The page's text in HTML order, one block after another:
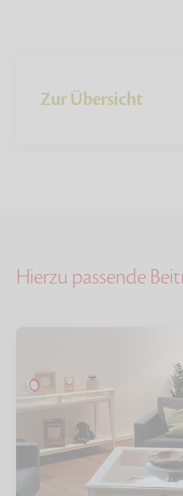
Zur Übersicht
Hierzu passende